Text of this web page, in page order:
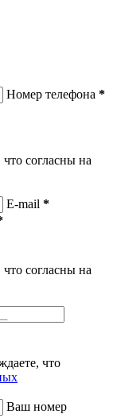
Номер телефона *
согласны на
E-mail *
согласны на
что
Ваш номер